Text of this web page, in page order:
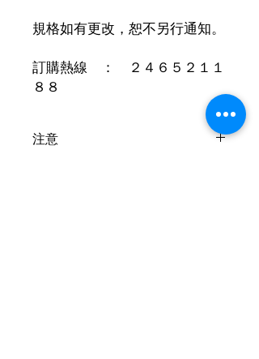
規格如有更改，恕不另行通知。
訂購熱線 ： ２４６５２１１
８８
注意